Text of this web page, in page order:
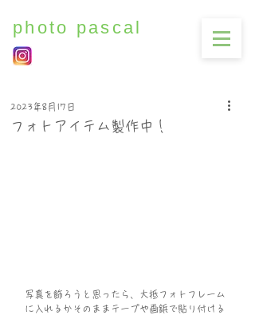
photo pascal
フォトアイテム製作中！
2023年8月17日
写真を飾ろうと思ったら、大抵フォトフレーム
に入れるかそのままテープや画鋲で貼り付ける